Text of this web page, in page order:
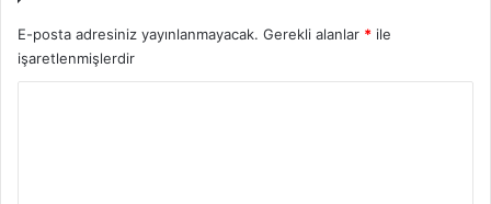
E-posta adresiniz yayınlanmayacak. Gerekli alanlar * ile
işaretlenmişlerdir